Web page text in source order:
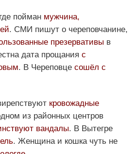
пойман мужчина,
. СМИ пишут о череповчанине,
презервативы в
дата прощания с
. В Череповце сошёл с
кровожадные
из районных центров
вандалы. В Вытегре
. Женщина и кошка чуть не